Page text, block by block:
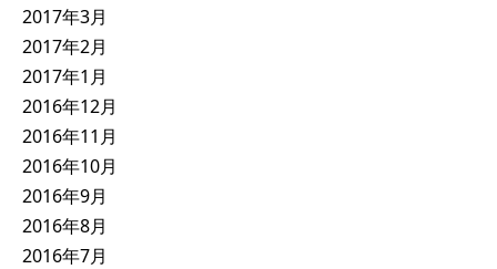
2017年3月
2017年2月
2017年1月
2016年12月
2016年11月
2016年10月
2016年9月
2016年8月
2016年7月